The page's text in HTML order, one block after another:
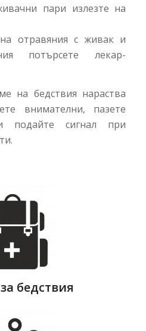
пари излезте на
отравяния с живак и
потърсете лекар-
на бедствия нараства
внимателни, пазете
подайте сигнал при
бедствия